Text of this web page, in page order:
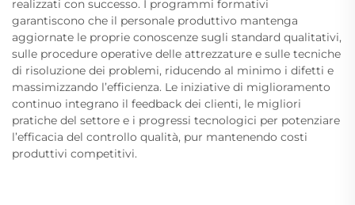
realizzati con successo. I programmi formativi
garantiscono che il personale produttivo mantenga
aggiornate le proprie conoscenze sugli standard qualitativi,
sulle procedure operative delle attrezzature e sulle tecniche
di risoluzione dei problemi, riducendo al minimo i difetti e
massimizzando l’efficienza. Le iniziative di miglioramento
continuo integrano il feedback dei clienti, le migliori
pratiche del settore e i progressi tecnologici per potenziare
l’efficacia del controllo qualità, pur mantenendo costi
produttivi competitivi.